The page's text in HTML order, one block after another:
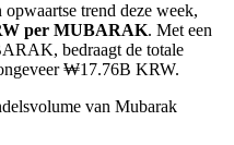
opwaartse trend deze week,
per MUBARAK. Met een
bedraagt de totale
₩17.76B KRW.
van Mubarak